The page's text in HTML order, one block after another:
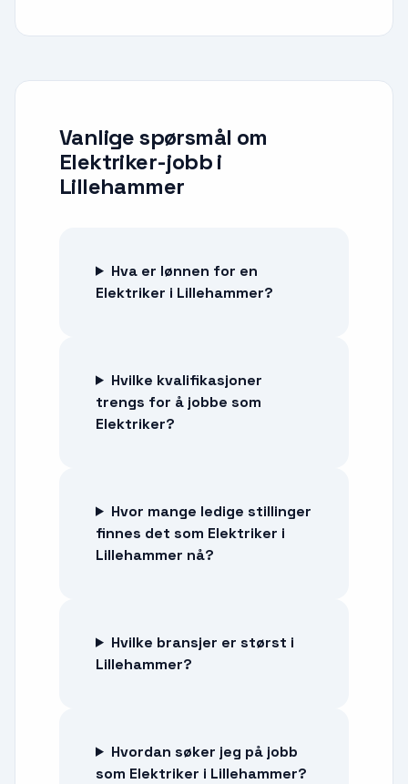
Vanlige spørsmål om
Elektriker-jobbi
Lillehammer
Hva er lønnen for en
Elektriker i Lillehammer?
Hvilke kvalifikasjoner
trengs for å jobbe som
Elektriker?
Hvor mange ledige stillinger
finnes det som Elektriker i
Lillehammer nå?
Hvilke bransjer er størst i
Lillehammer?
Hvordan søker jeg på jobb
som Elektriker i Lillehammer?